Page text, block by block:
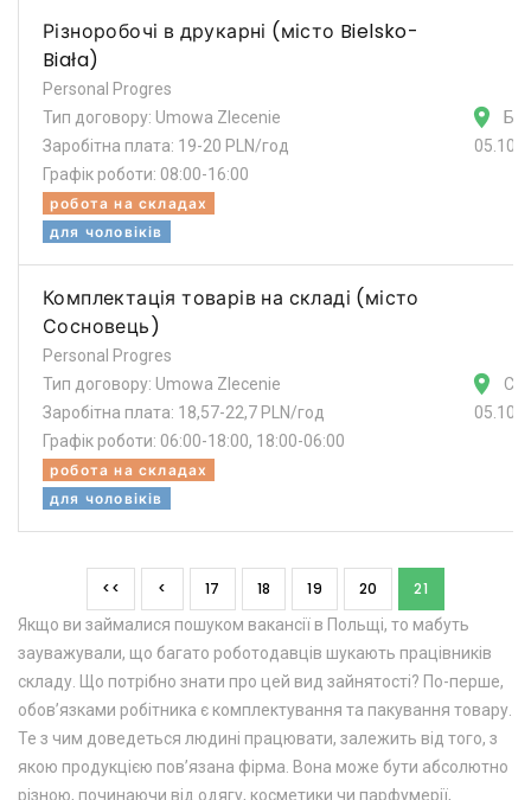
Різноробочі в друкарні (місто Bielsko-
Biała)
Personal Progres
Тип договору: Umowa Zlecenie
Заробітна плата: 19-20 PLN/год
Графік роботи: 08:00-16:00
робота на складах
для чоловіків
Комплектація товарів на складі (місто
Сосновець)
Personal Progres
Тип договору: Umowa Zlecenie
Заробітна плата: 18,57-22,7 PLN/год
Графік роботи: 06:00-18:00, 18:00-06:00
робота на складах
для чоловіків
<< < 17 18 19 20 21
Якщо ви займалися пошуком вакансії в Польщі, то мабуть
зауважували, що багато роботодавців шукають працівників
складу. Що потрібно знати про цей вид зайнятості? По-перше,
обов’язками робітника є комплектування та пакування товару.
Те з чим доведеться людині працювати, залежить від того, з
якою продукцією пов’язана фірма. Вона може бути абсолютно
різною, починаючи від одягу, косметики чи парфумерії,